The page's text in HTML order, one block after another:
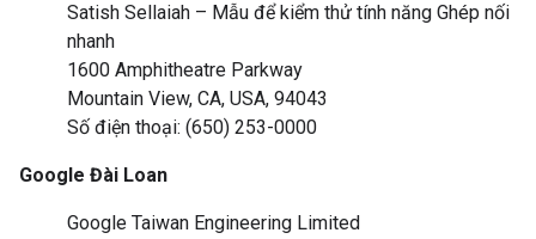
Satish Sellaiah – Mẫu để kiểm thử tính năng Ghép nối
nhanh
1600 Amphitheatre Parkway
Mountain View, CA, USA, 94043
Số điện thoại: (650) 253-0000
Google Đài Loan
Google Taiwan Engineering Limited